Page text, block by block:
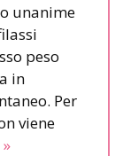
unanime
peso
in
Per
viene
»